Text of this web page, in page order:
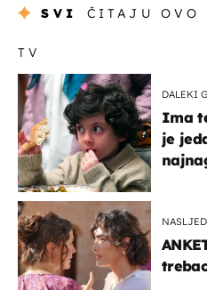
SVI ČITAJU OVO
TV
DALEKI
Ima
je